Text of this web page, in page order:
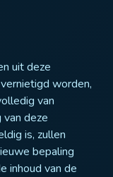
uit deze
worden,
van
deze
is, zullen
bepaling
inhoud van de